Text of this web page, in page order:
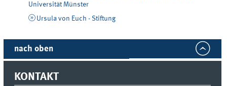
Universität Münster
Ursula von Euch - Stiftung
nach oben
KONTAKT